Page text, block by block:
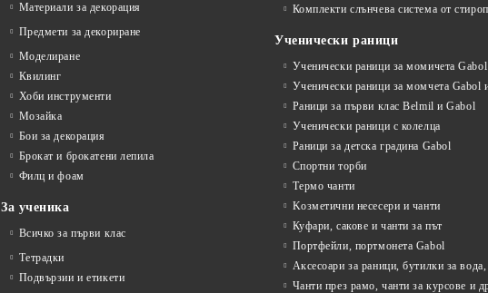
Материали за декорация
Предмети за декориране
Моделиране
Квилинг
Хоби инструменти
Мозайка
Бои за декорация
Брокат и брокатени лепила
Филц и фоам
За ученика
Всичко за първи клас
Тетрадки
Подвързии и етикети
Комплекти слънчева система от
Ученически раници
Ученически раници за момичета
Ученически раници за момчета Gabol
Раници за първи клас Belmil и Gabol
Ученически раници с колелца
Раници за детска градина Gabol
Спортни торби
Термо чанти
Kозметични несесери и чанти
Куфари, сакове и чанти за път
Портфейли, портмонета Gabol
Аксесоари за раници, бутилки за
Чанти през рамо, чанти за курсове и